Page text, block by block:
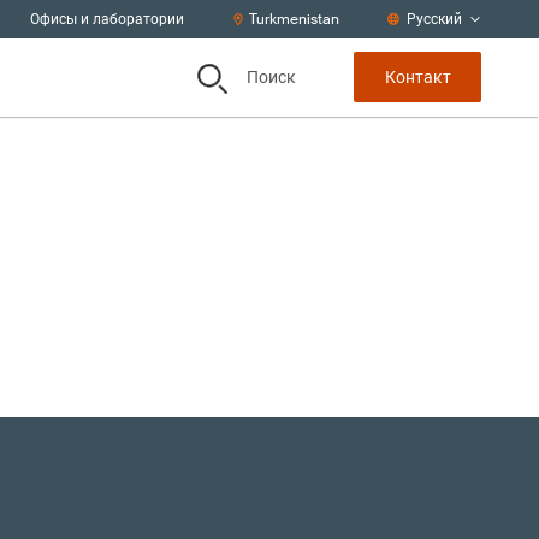
Офисы и лаборатории Turkmenistan Русский
Поиск Контакт